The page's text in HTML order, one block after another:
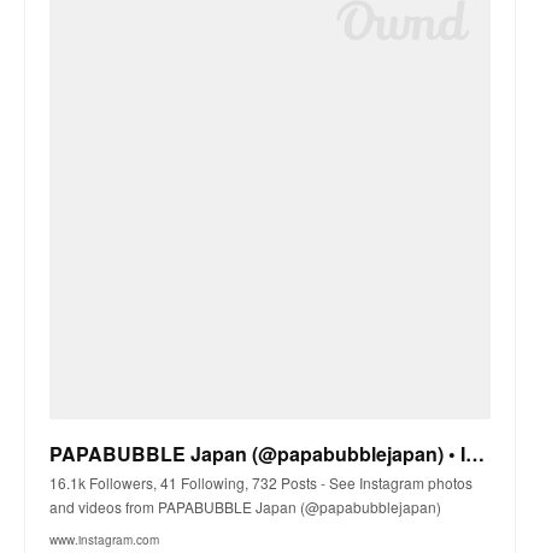
PAPABUBBLE Japan (@papabubblejapan) • Instagram photos and videos
16.1k Followers, 41 Following, 732 Posts - See Instagram photos
and videos from PAPABUBBLE Japan (@papabubblejapan)
www.instagram.com